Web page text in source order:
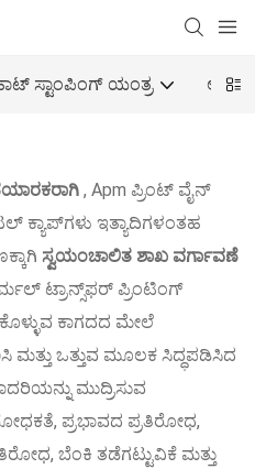
ಸ್ಟಾಂಪಿಂಗ್ ಯಂತ್ರ
, Apm ಪ್ರಿಂಟ್ ವೈನ್
ಕ್ಯಾಪ್‌ಗಳು ಇತ್ಯಾದಿಗಳಂತಹ
ಸ್ವಯಂಚಾಲಿತ ಶಾಖ ವರ್ಗಾವಣೆ
ಟ್ರಾನ್ಸ್‌ಫರ್ ಪ್ರಿಂಟಿಂಗ್
ಕಾಗದದ ಮೇಲೆ
ಮತ್ತು ಒತ್ತುವ ಮೂಲಕ ಸಿದ್ಧಪಡಿಸಿದ
ಮುದ್ರಿಸುವ
ಪ್ರಭಾವದ ಪ್ರತಿರೋಧ,
ಬೆಂಕಿ ತಡೆಗಟ್ಟುವಿಕೆ ಮತ್ತು